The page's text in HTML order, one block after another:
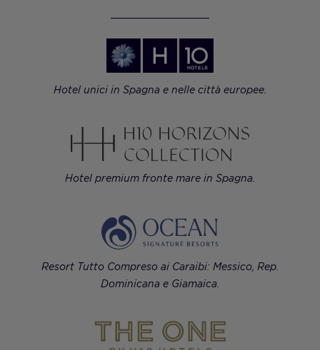
Hotel unici in Spagna e nelle città europee.
Hotel premium fronte mare in Spagna.
Resort Tutto Compreso ai Caraibi: Messico, Rep.
Dominicana e Giamaica.